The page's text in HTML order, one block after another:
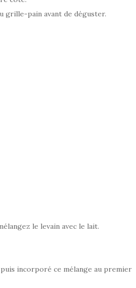
grille-pain avant de déguster.
le levain avec le lait.
incorporé ce mélange au premier